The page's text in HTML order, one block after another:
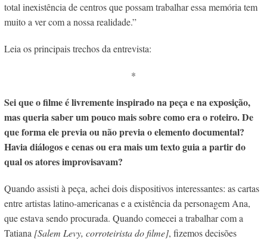
total inexistência de centros que possam trabalhar essa memória tem
muito a ver com a nossa realidade.”
Leia os principais trechos da entrevista:
*
Sei que o filme é livremente inspirado na peça e na exposição,
mas queria saber um pouco mais sobre como era o roteiro. De
que forma ele previa ou não previa o elemento documental?
Havia diálogos e cenas ou era mais um texto guia a partir do
qual os atores improvisavam?
Quando assisti à peça, achei dois dispositivos interessantes: as cartas
entre artistas latino-americanas e a existência da personagem Ana,
que estava sendo procurada. Quando comecei a trabalhar com a
Tatiana [Salem Levy, corroteirista do filme], fizemos decisões